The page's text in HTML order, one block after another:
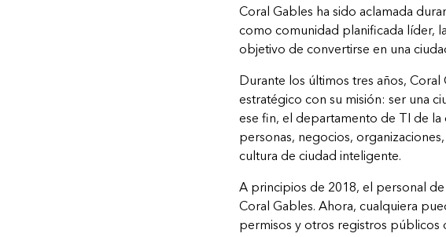
Coral Gables ha sido aclamada
como comunidad planificada líder,
objetivo de convertirse en una
Durante los últimos tres años,
estratégico con su misión: ser una
ese fin, el departamento de TI de
personas, negocios,
cultura de ciudad inteligente.
A principios de 2018, el personal
Coral Gables. Ahora, cualquiera
permisos y otros registros públicos